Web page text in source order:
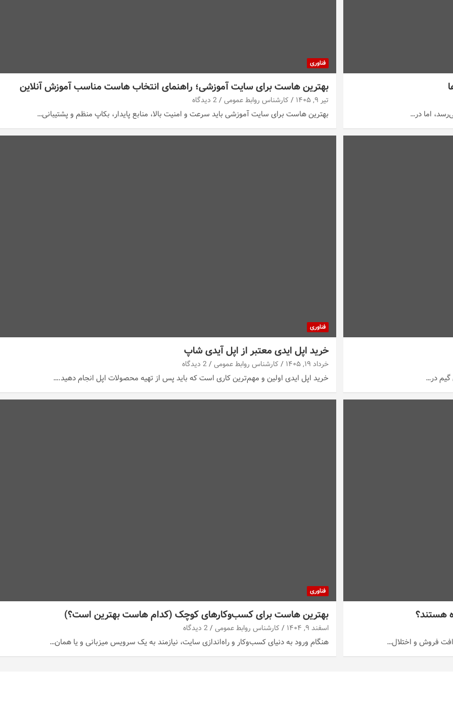
اما در…
فناوری
بهترین هاست برای سایت آموزشی؛ راهنمای انتخاب هاست مناسب آموزش آنلاین
تیر ۹, ۱۴۰۵ کارشناس روابط عمومی 2 دیدگاه
بهترین هاست برای سایت آموزشی باید سرعت و امنیت بالا، منابع پایدار، بکاپ منظم و پشتیبانی…
فناوری
خرید اپل ایدی معتبر از اپل آیدی شاپ
خرداد ۱۹, ۱۴۰۵ کارشناس روابط عمومی 2 دیدگاه
خرید اپل ایدی اولین و مهم‌ترین کاری است که باید پس از تهیه محصولات اپل انجام دهید.…
هستند؟
افت فروش و اختلال…
فناوری
بهترین هاست برای کسب‌وکارهای کوچک (کدام هاست بهترین است؟)
اسفند ۹, ۱۴۰۴ کارشناس روابط عمومی 2 دیدگاه
هنگام ورود به دنیای کسب‌وکار و راه‌اندازی سایت، نیازمند به یک سرویس میزبانی و یا همان…